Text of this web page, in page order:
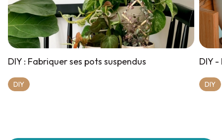
DIY : Fabriquer ses pots suspendus
DIY
DIY
DIY